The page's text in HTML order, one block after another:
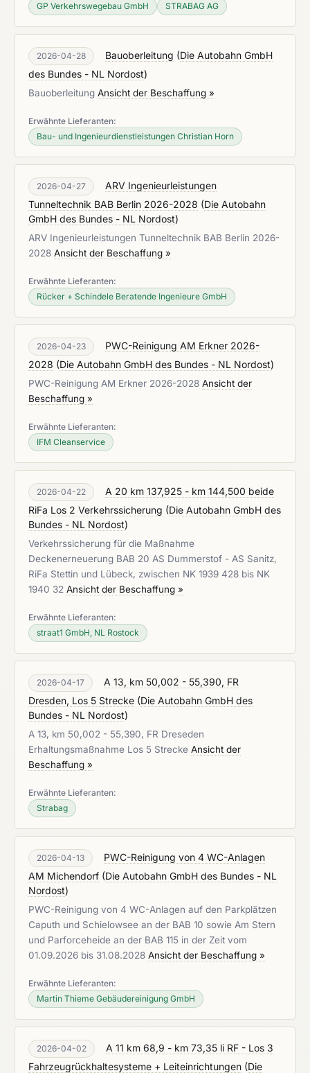
GP Verkehrswegebau GmbH STRABAG AG
2026-04-28 Bauoberleitung (Die Autobahn GmbH
des Bundes - NL Nordost)
Bauoberleitung Ansicht der Beschaffung »
Erwähnte Lieferanten:
Bau- und Ingenieurdienstleistungen Christian Horn
2026-04-27
ARV Ingenieurleistungen
Tunneltechnik BAB Berlin 2026-2028 (Die Autobahn
GmbH des Bundes - NL Nordost)
ARV Ingenieurleistungen Tunneltechnik BAB Berlin 2026-
2028 Ansicht der Beschaffung »
Erwähnte Lieferanten:
Rücker + Schindele Beratende Ingenieure GmbH
2026-04-23
PWC-Reinigung AM Erkner 2026-
2028 (Die Autobahn GmbH des Bundes - NL Nordost)
PWC-Reinigung AM Erkner 2026-2028 Ansicht der
Beschaffung »
Erwähnte Lieferanten:
IFM Cleanservice
2026-04-22
A 20 km 137,925 - km 144,500 beide
RiFa Los 2 Verkehrssicherung (Die Autobahn GmbH des
Bundes - NL Nordost)
Verkehrssicherung für die Maßnahme
Deckenerneuerung BAB 20 AS Dummerstof - AS Sanitz,
RiFa Stettin und Lübeck, zwischen NK 1939 428 bis NK
1940 32 Ansicht der Beschaffung »
Erwähnte Lieferanten:
straat1 GmbH, NL Rostock
2026-04-17
A 13, km 50,002 - 55,390, FR
Dresden, Los 5 Strecke (Die Autobahn GmbH des
Bundes - NL Nordost)
A 13, km 50,002 - 55,390, FR Dreseden
Erhaltungsmaßnahme Los 5 Strecke Ansicht der
Beschaffung »
Erwähnte Lieferanten:
Strabag
2026-04-13
PWC-Reinigung von 4 WC-Anlagen
AM Michendorf (Die Autobahn GmbH des Bundes - NL
Nordost)
PWC-Reinigung von 4 WC-Anlagen auf den Parkplätzen
Caputh und Schielowsee an der BAB 10 sowie Am Stern
und Parforceheide an der BAB 115 in der Zeit vom
01.09.2026 bis 31.08.2028 Ansicht der Beschaffung »
Erwähnte Lieferanten:
Martin Thieme Gebäudereinigung GmbH
2026-04-02
A 11 km 68,9 - km 73,35 li RF - Los 3
Fahrzeugrückhaltesysteme + Leiteinrichtungen (Die